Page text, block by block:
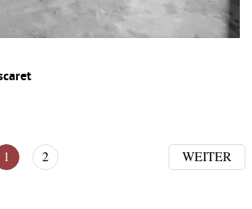
1 2 WEITER